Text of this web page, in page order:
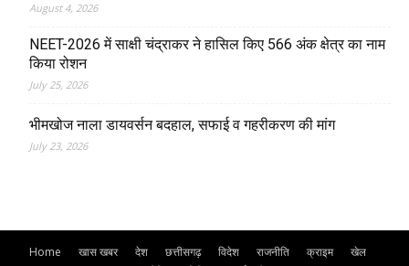
August 4, 2026
NEET-2026 में साक्षी चंद्राकर ने हासिल किए 566 अंक क्षेत्र का नाम
किया रोशन
July 25, 2026
भीमखोज नाला डायवर्सन बदहाल, सफाई व गहरीकरण की मांग
July 23, 2026
Home खास खबर देश छत्तीसगढ़ विदेश राजनीति क्राइम
खेल